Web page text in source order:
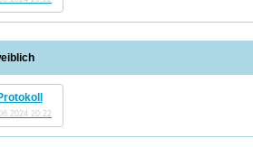
20:22